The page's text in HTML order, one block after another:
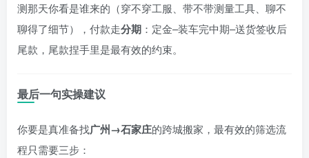
测那天你看是谁来的（穿不穿工服、带不带测量工具、聊不
聊得了细节），付款走分期 ：定金–装车完中期–送货签收后
尾款，尾款捏手里是最有效的约束。
最后一句实操建议
你要是真准备找广州→石家庄的跨城搬家，最有效的筛选流
程只需要三步：